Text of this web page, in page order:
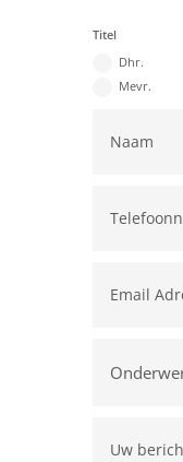
Titel
Dhr.
Mevr.